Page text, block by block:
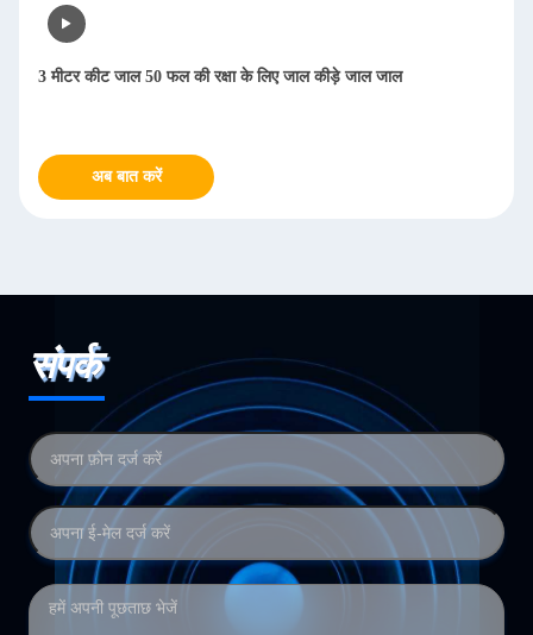
3 मीटर कीट जाल 50 फल की रक्षा के लिए जाल कीड़े जाल जाल
अब बात करें
संपर्क